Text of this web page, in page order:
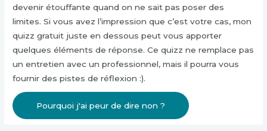
devenir étouffante quand on ne sait pas poser des
limites. Si vous avez l’impression que c’est votre cas, mon
quizz gratuit juste en dessous peut vous apporter
quelques éléments de réponse. Ce quizz ne remplace pas
un entretien avec un professionnel, mais il pourra vous
fournir des pistes de réflexion :).
Pourquoi j'ai peur de dire non ?